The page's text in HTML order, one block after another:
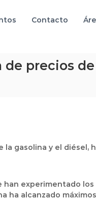
Contacto
de precios
gasolina y el diésel,
han experimentado
ha alcanzado